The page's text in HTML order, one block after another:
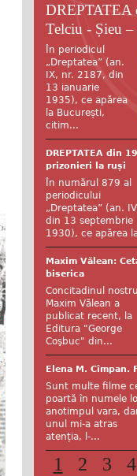
DREPTATEA
Telciu - Șieu –
În periodicul
„Dreptatea” (an.
IX, nr. 2187, din
13 ianuarie
1935), ce apărea
la București,
citim...
DREPTATEA din
prizonieri la ruși
În numărul 879 al
periodicului
„Dreptatea” (an.
din 13 septembrie
1930), ce apărea
Maxim Vălean:
biserica
Concitadinul nostru
Maxim Vălean a
publicat recent, la
Editura "George
Coşbuc" din...
Elena M. Cîmpan.
Sunt multe filme
poartă în numele
anotimpul vara,
unul mi-a atras
atenția, l-...
1 2 3 4